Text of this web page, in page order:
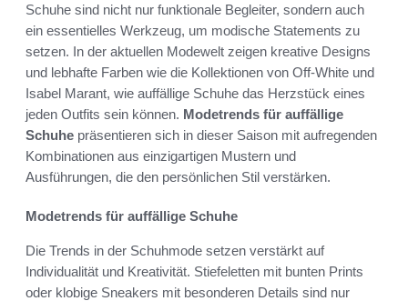
Schuhe sind nicht nur funktionale Begleiter, sondern auch
ein essentielles Werkzeug, um modische Statements zu
setzen. In der aktuellen Modewelt zeigen kreative Designs
und lebhafte Farben wie die Kollektionen von Off-White und
Isabel Marant, wie auffällige Schuhe das Herzstück eines
jeden Outfits sein können. Modetrends für auffällige
Schuhe präsentieren sich in dieser Saison mit aufregenden
Kombinationen aus einzigartigen Mustern und
Ausführungen, die den persönlichen Stil verstärken.
Modetrends für auffällige Schuhe
Die Trends in der Schuhmode setzen verstärkt auf
Individualität und Kreativität. Stiefeletten mit bunten Prints
oder klobige Sneakers mit besonderen Details sind nur